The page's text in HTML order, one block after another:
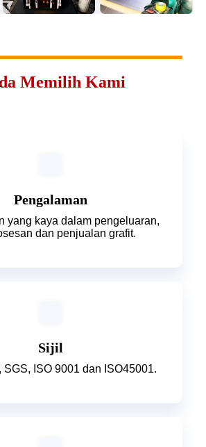
Memilih Kami
Pengalaman
yang kaya dalam pengeluaran,
dan penjualan grafit.
Sijil
SGS, ISO 9001 dan ISO45001.